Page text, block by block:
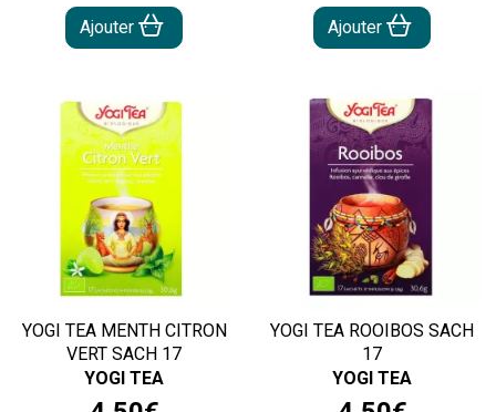
Ajouter Ajouter
YOGI TEA MENTH CITRON
VERT SACH 17
YOGI TEA
YOGI TEA ROOIBOS SACH
17
YOGI TEA